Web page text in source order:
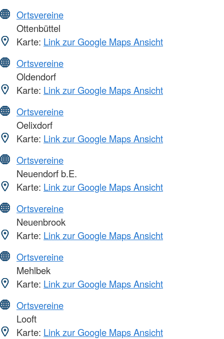
Ortsvereine
Ottenbüttel
Karte: Link zur Google Maps Ansicht
Ortsvereine
Oldendorf
Karte: Link zur Google Maps Ansicht
Ortsvereine
Oelixdorf
Karte: Link zur Google Maps Ansicht
Ortsvereine
Neuendorf b.E.
Karte: Link zur Google Maps Ansicht
Ortsvereine
Neuenbrook
Karte: Link zur Google Maps Ansicht
Ortsvereine
Mehlbek
Karte: Link zur Google Maps Ansicht
Ortsvereine
Looft
Karte: Link zur Google Maps Ansicht